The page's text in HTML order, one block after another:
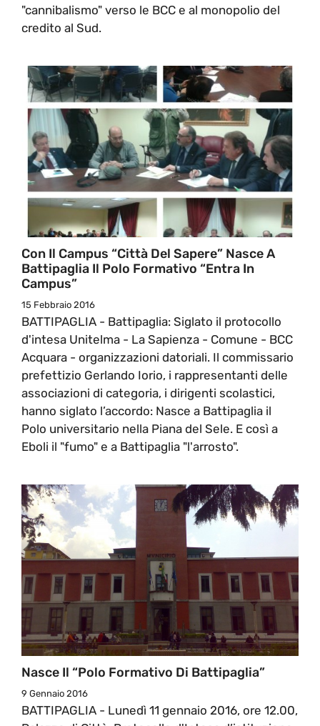
"cannibalismo" verso le BCC e al monopolio del
credito al Sud.
Con Il Campus “Città Del Sapere” Nasce A
Battipaglia Il Polo Formativo “Entra In
Campus”
15 Febbraio 2016
BATTIPAGLIA - Battipaglia: Siglato il protocollo
d'intesa Unitelma - La Sapienza - Comune - BCC
Acquara - organizzazioni datoriali. Il commissario
prefettizio Gerlando Iorio, i rappresentanti delle
associazioni di categoria, i dirigenti scolastici,
hanno siglato l’accordo: Nasce a Battipaglia il
Polo universitario nella Piana del Sele. E così a
Eboli il "fumo" e a Battipaglia "l'arrosto".
Nasce Il “Polo Formativo Di Battipaglia”
9 Gennaio 2016
BATTIPAGLIA - Lunedì 11 gennaio 2016, ore 12.00,